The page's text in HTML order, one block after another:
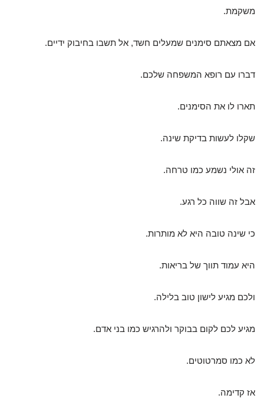
משקמת.
אם מצאתם סימנים שמעלים חשד, אל תשבו בחיבוק ידיים.
דברו עם רופא המשפחה שלכם.
תארו לו את הסימנים.
שקלו לעשות בדיקת שינה.
זה אולי נשמע כמו טרחה.
אבל זה שווה כל רגע.
כי שינה טובה היא לא מותרות.
היא עמוד תווך של בריאות.
ולכם מגיע לישון טוב בלילה.
מגיע לכם לקום בבוקר ולהרגיש כמו בני אדם.
לא כמו סמרטוטים.
אז קדימה.